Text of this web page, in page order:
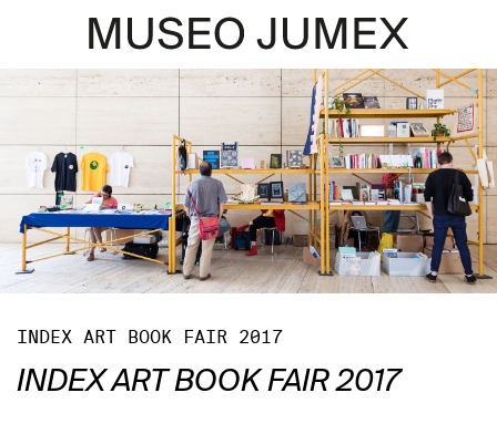
INDEX ART BOOK FAIR 2017
INDEX ART BOOK FAIR 2017